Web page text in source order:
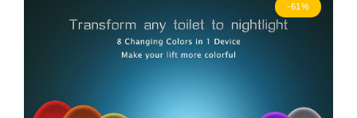
-61%